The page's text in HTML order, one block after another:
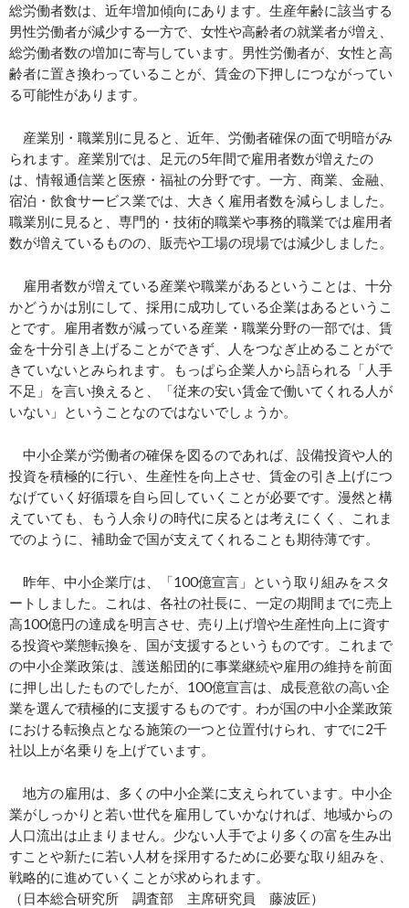
総労働者数は、近年増加傾向にあります。生産年齢に該当する
男性労働者が減少する一方で、女性や高齢者の就業者が増え、
総労働者数の増加に寄与しています。男性労働者が、女性と高
齢者に置き換わっていることが、賃金の下押しにつながってい
る可能性があります。
産業別・職業別に見ると、近年、労働者確保の面で明暗がみ
られます。産業別では、足元の5年間で雇用者数が増えたの
は、情報通信業と医療・福祉の分野です。一方、商業、金融、
宿泊・飲食サービス業では、大きく雇用者数を減らしました。
職業別に見ると、専門的・技術的職業や事務的職業では雇用者
数が増えているものの、販売や工場の現場では減少しました。
雇用者数が増えている産業や職業があるということは、十分
かどうかは別にして、採用に成功している企業はあるというこ
とです。雇用者数が減っている産業・職業分野の一部では、賃
金を十分引き上げることができず、人をつなぎ止めることがで
きていないとみられます。もっぱら企業人から語られる「人手
不足」を言い換えると、「従来の安い賃金で働いてくれる人が
いない」ということなのではないでしょうか。
中小企業が労働者の確保を図るのであれば、設備投資や人的
投資を積極的に行い、生産性を向上させ、賃金の引き上げにつ
なげていく好循環を自ら回していくことが必要です。漫然と構
えていても、もう人余りの時代に戻るとは考えにくく、これま
でのように、補助金で国が支えてくれることも期待薄です。
昨年、中小企業庁は、「100億宣言」という取り組みをスタ
ートしました。これは、各社の社長に、一定の期間までに売上
高100億円の達成を明言させ、売り上げ増や生産性向上に資す
る投資や業態転換を、国が支援するというものです。これまで
の中小企業政策は、護送船団的に事業継続や雇用の維持を前面
に押し出したものでしたが、100億宣言は、成長意欲の高い企
業を選んで積極的に支援するものです。わが国の中小企業政策
における転換点となる施策の一つと位置付けられ、すでに2千
社以上が名乗りを上げています。
地方の雇用は、多くの中小企業に支えられています。中小企
業がしっかりと若い世代を雇用していかなければ、地域からの
人口流出は止まりません。少ない人手でより多くの富を生み出
すことや新たに若い人材を採用するために必要な取り組みを、
戦略的に進めていくことが求められます。
（日本総合研究所 調査部 主席研究員 藤波匠）